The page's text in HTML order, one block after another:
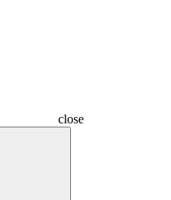
close